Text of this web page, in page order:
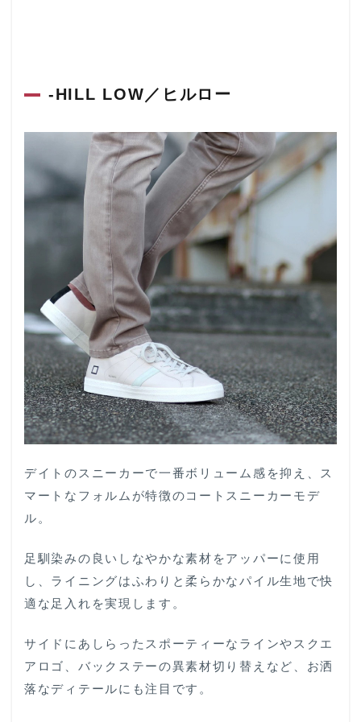
-HILL LOW／ヒルロー
デイトのスニーカーで一番ボリューム感を抑え、ス
マートなフォルムが特徴のコートスニーカーモデ
ル。
足馴染みの良いしなやかな素材をアッパーに使用
し、ライニングはふわりと柔らかなパイル生地で快
適な足入れを実現します。
サイドにあしらったスポーティーなラインやスクエ
アロゴ、バックステーの異素材切り替えなど、お洒
落なディテールにも注目です。